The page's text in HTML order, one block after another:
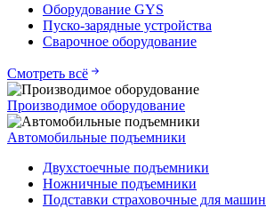
Оборудование GYS
Пуско-зарядные устройства
Сварочное оборудование
Смотреть всё
Производимое оборудование
Автомобильные подъемники
Двухстоечные подъемники
Ножничные подъемники
Подставки страховочные для машин